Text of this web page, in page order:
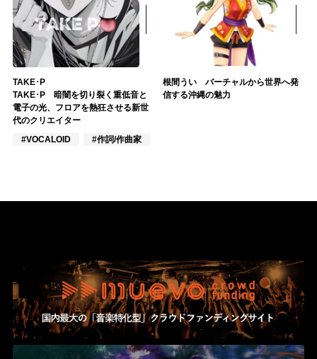
TAKE･P
TAKE･P 暗闇を切り裂く重低音と
電子の光、フロアを熱狂させる新世
代のクリエイター
#VOCALOID
#作詞/作曲家
根間うい バーチャルから世界へ発
信する沖縄の魅力